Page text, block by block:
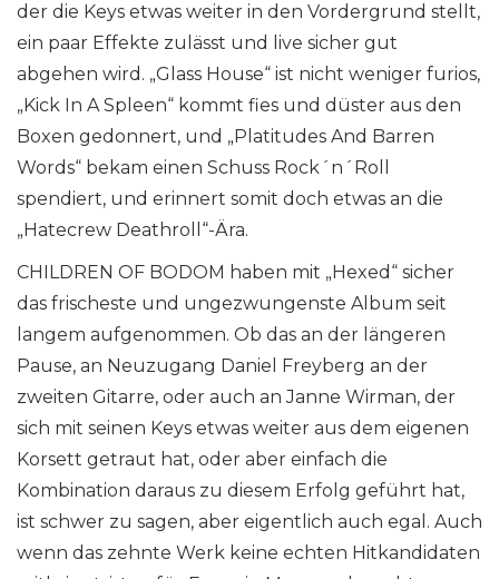
der die Keys etwas weiter in den Vordergrund stellt,
ein paar Effekte zulässt und live sicher gut
abgehen wird. „Glass House“ ist nicht weniger furios,
„Kick In A Spleen“ kommt fies und düster aus den
Boxen gedonnert, und „Platitudes And Barren
Words“ bekam einen Schuss Rock´n´Roll
spendiert, und erinnert somit doch etwas an die
„Hatecrew Deathroll“-Ära.
CHILDREN OF BODOM haben mit „Hexed“ sicher
das frischeste und ungezwungenste Album seit
langem aufgenommen. Ob das an der längeren
Pause, an Neuzugang Daniel Freyberg an der
zweiten Gitarre, oder auch an Janne Wirman, der
sich mit seinen Keys etwas weiter aus dem eigenen
Korsett getraut hat, oder aber einfach die
Kombination daraus zu diesem Erfolg geführt hat,
ist schwer zu sagen, aber eigentlich auch egal. Auch
wenn das zehnte Werk keine echten Hitkandidaten